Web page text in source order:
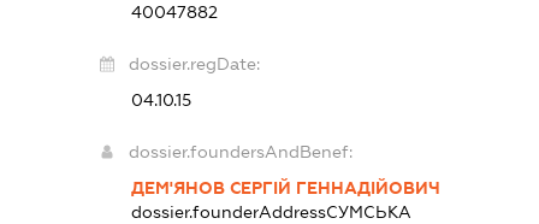
40047882
dossier.regDate:
04.10.15
dossier.foundersAndBenef:
ДЕМ'ЯНОВ СЕРГІЙ ГЕННАДІЙОВИЧ
dossier.founderAddressСУМСЬКА